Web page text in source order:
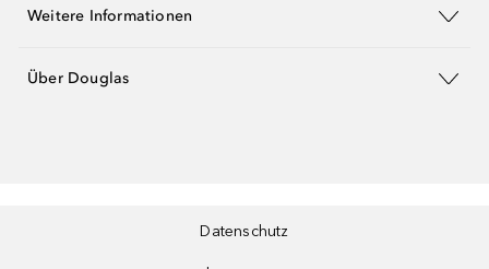
Weitere Informationen
Über Douglas
Datenschutz